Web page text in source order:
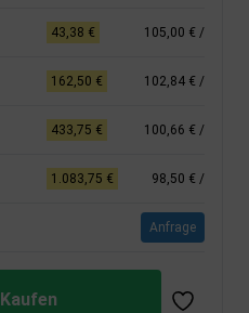
43,38 € 105,00 € /
162,50 € 102,84 € /
433,75 € 100,66 € /
1.083,75 € 98,50 € /
Anfrage
Kaufen